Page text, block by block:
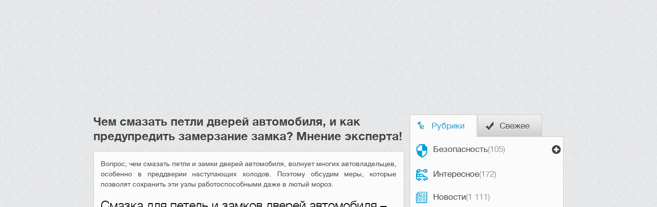
Чем смазать петли дверей автомобиля, и как
предупредить замерзание замка? Мнение эксперта!
Вопрос, чем смазать петли и замки дверей автомобиля, волнует многих автовладельцев,
особенно в преддверии наступающих холодов. Поэтому обсудим меры, которые
позволят сохранить эти узлы работоспособными даже в лютый мороз.
Рубрики Свежее
Безопасность(105)
Интересное(172)
Новости(1 111)